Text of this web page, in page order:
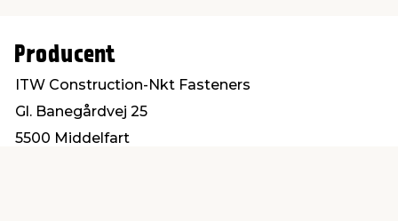
Producent
ITW Construction-Nkt Fasteners
Gl. Banegårdvej 25
5500 Middelfart